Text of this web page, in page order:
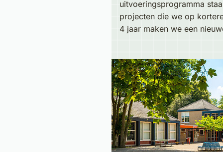
uitvoeringsprogramma
projecten die we op
4 jaar maken we een